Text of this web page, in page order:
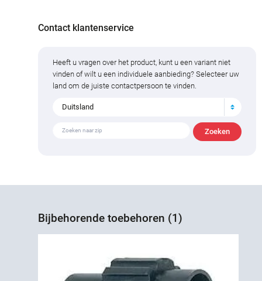
Contact klantenservice
Heeft u vragen over het product, kunt u een variant niet
vinden of wilt u een individuele aanbieding? Selecteer uw
land om de juiste contactpersoon te vinden.
Duitsland
Bijbehorende toebehoren (1)